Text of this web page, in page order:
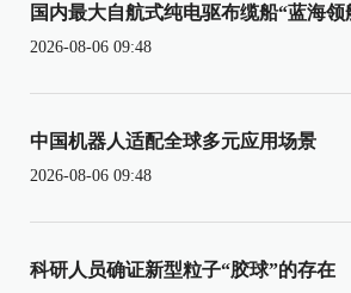
国内最大自航式纯电驱布缆船“蓝海领
2026-08-06 09:48
中国机器人适配全球多元应用场景
2026-08-06 09:48
科研人员确证新型粒子“胶球”的存在